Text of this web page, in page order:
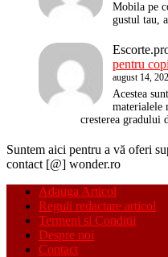
Mobila pe
gustul tau,
pentru
august 14,
Acestea
materialele
cresterea gradului
Suntem aici pentru a vă oferi
contact [@] wonder.ro
Adauga Articol
Reguli redactare articol
Termeni si Conditii
Despre noi
Contact